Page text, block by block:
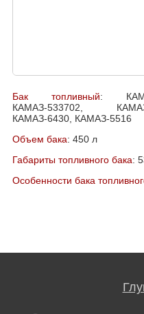
Бак топливный:
КАМАЗ-533702,
КАМАЗ-6430, КАМАЗ-5516
Объем бака: 450 л
Габариты топливного бака:
Особенности бака